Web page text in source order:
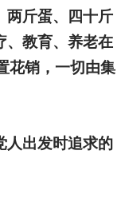
两斤蛋、四十斤
、教育、养老在
花销，一切由集
人出发时追求的